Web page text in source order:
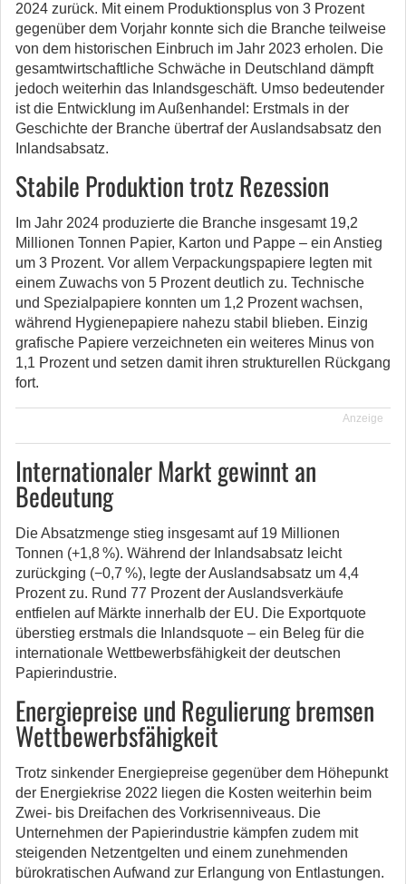
2024 zurück. Mit einem Produktionsplus von 3 Prozent
gegenüber dem Vorjahr konnte sich die Branche teilweise
von dem historischen Einbruch im Jahr 2023 erholen. Die
gesamtwirtschaftliche Schwäche in Deutschland dämpft
jedoch weiterhin das Inlandsgeschäft. Umso bedeutender
ist die Entwicklung im Außenhandel: Erstmals in der
Geschichte der Branche übertraf der Auslandsabsatz den
Inlandsabsatz.
Stabile Produktion trotz Rezession
Im Jahr 2024 produzierte die Branche insgesamt 19,2
Millionen Tonnen Papier, Karton und Pappe – ein Anstieg
um 3 Prozent. Vor allem Verpackungspapiere legten mit
einem Zuwachs von 5 Prozent deutlich zu. Technische
und Spezialpapiere konnten um 1,2 Prozent wachsen,
während Hygienepapiere nahezu stabil blieben. Einzig
grafische Papiere verzeichneten ein weiteres Minus von
1,1 Prozent und setzen damit ihren strukturellen Rückgang
fort.
Anzeige
Internationaler Markt gewinnt an
Bedeutung
Die Absatzmenge stieg insgesamt auf 19 Millionen
Tonnen (+1,8 %). Während der Inlandsabsatz leicht
zurückging (−0,7 %), legte der Auslandsabsatz um 4,4
Prozent zu. Rund 77 Prozent der Auslandsverkäufe
entfielen auf Märkte innerhalb der EU. Die Exportquote
überstieg erstmals die Inlandsquote – ein Beleg für die
internationale Wettbewerbsfähigkeit der deutschen
Papierindustrie.
Energiepreise und Regulierung bremsen
Wettbewerbsfähigkeit
Trotz sinkender Energiepreise gegenüber dem Höhepunkt
der Energiekrise 2022 liegen die Kosten weiterhin beim
Zwei- bis Dreifachen des Vorkrisenniveaus. Die
Unternehmen der Papierindustrie kämpfen zudem mit
steigenden Netzentgelten und einem zunehmenden
bürokratischen Aufwand zur Erlangung von Entlastungen.